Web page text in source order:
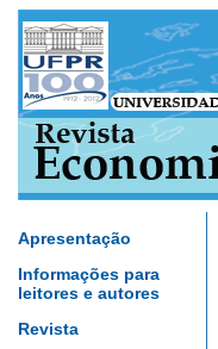
Apresentação
Informações para
leitores e autores
Revista